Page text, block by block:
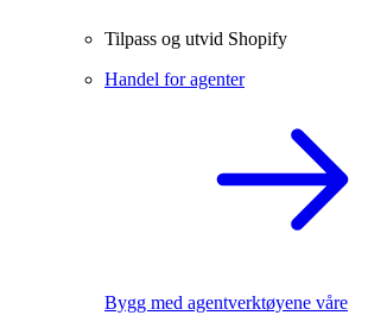
Tilpass og utvid Shopify
Handel for agenter
Bygg med agentverktøyene våre